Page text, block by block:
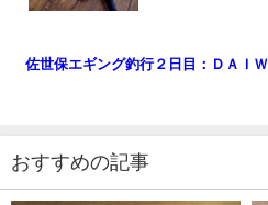
佐世保エギング釣行２日目：ＤＡＩ
おすすめの記事